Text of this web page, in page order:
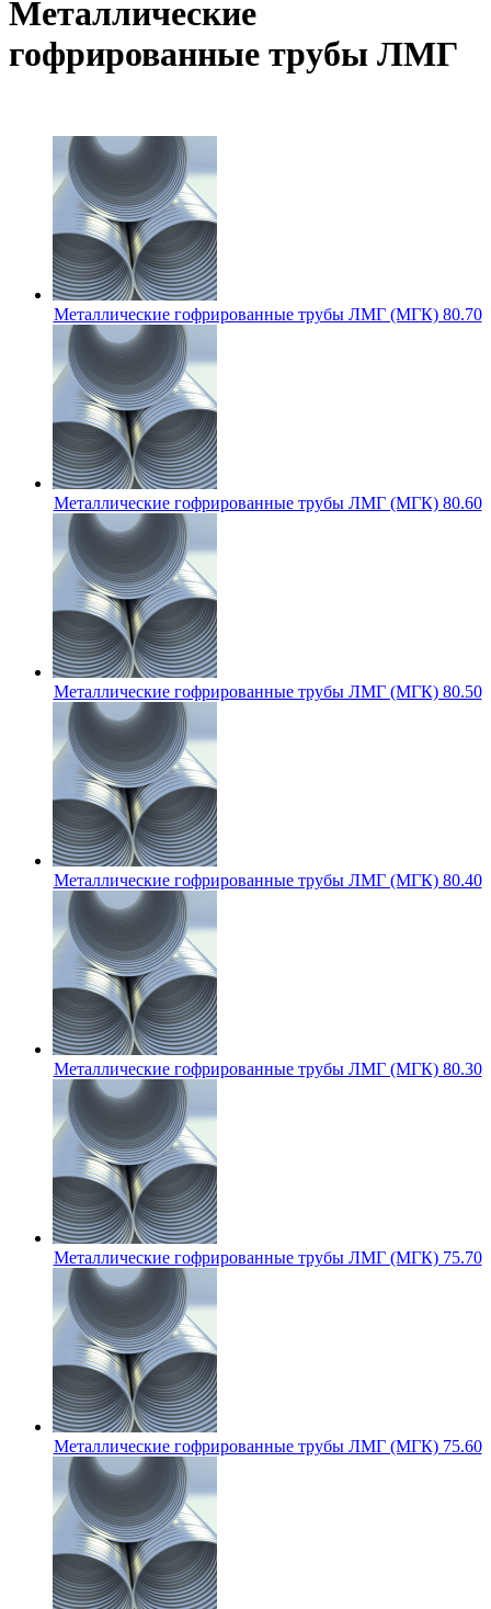
Металлические
гофрированные трубы ЛМГ
Металлические гофрированные трубы ЛМГ (МГК) 80.70
Металлические гофрированные трубы ЛМГ (МГК) 80.60
Металлические гофрированные трубы ЛМГ (МГК) 80.50
Металлические гофрированные трубы ЛМГ (МГК) 80.40
Металлические гофрированные трубы ЛМГ (МГК) 80.30
Металлические гофрированные трубы ЛМГ (МГК) 75.70
Металлические гофрированные трубы ЛМГ (МГК) 75.60